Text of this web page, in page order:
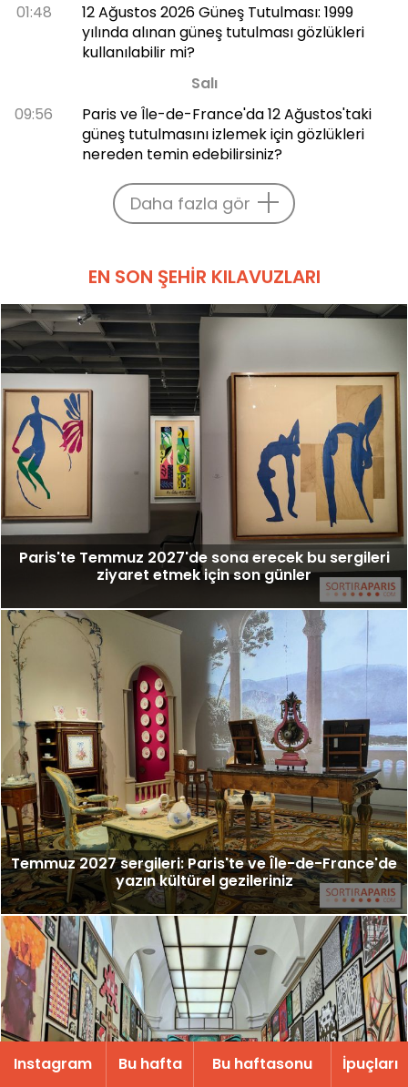
01:48
12 Ağustos 2026 Güneş Tutulması: 1999
yılında alınan güneş tutulması gözlükleri
kullanılabilir mi?
Salı
09:56
Paris ve Île-de-France'da 12 Ağustos'taki
güneş tutulmasını izlemek için gözlükleri
nereden temin edebilirsiniz?
Daha fazla gör
EN SON ŞEHIR KILAVUZLARI
Paris'te Temmuz 2027'de sona erecek bu sergileri
ziyaret etmek için son günler
Temmuz 2027 sergileri: Paris'te ve Île-de-France'de
yazın kültürel gezileriniz
Instagram Bu hafta Bu haftasonu İpuçları